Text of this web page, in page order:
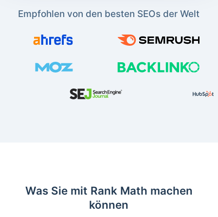
Empfohlen von den besten SEOs der Welt
Was Sie mit Rank Math machen
können